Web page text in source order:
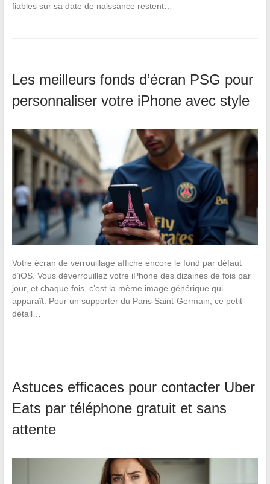
fiables sur sa date de naissance restent…
Les meilleurs fonds d’écran PSG pour
personnaliser votre iPhone avec style
Votre écran de verrouillage affiche encore le fond par défaut
d’iOS. Vous déverrouillez votre iPhone des dizaines de fois par
jour, et chaque fois, c’est la même image générique qui
apparaît. Pour un supporter du Paris Saint-Germain, ce petit
détail…
Astuces efficaces pour contacter Uber
Eats par téléphone gratuit et sans
attente